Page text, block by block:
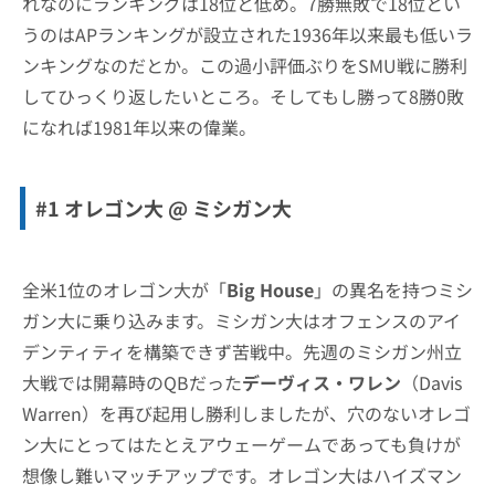
うのはAPランキングが設立された1936年以来最も低いラ
ンキングなのだとか。この過小評価ぶりをSMU戦に勝利
してひっくり返したいところ。そしてもし勝って8勝0敗
になれば1981年以来の偉業。
#1 オレゴン大 @ ミシガン大
全米1位のオレゴン大が「Big House」の異名を持つミシ
ガン大に乗り込みます。ミシガン大はオフェンスのアイ
デンティティを構築できず苦戦中。先週のミシガン州立
大戦では開幕時のQBだったデーヴィス・ワレン （Davis
Warren）を再び起用し勝利しましたが、穴のないオレゴ
ン大にとってはたとえアウェーゲームであっても負けが
想像し難いマッチアップです。オレゴン大はハイズマン